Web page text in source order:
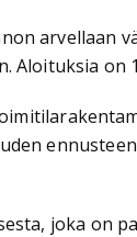
arvellaan
Aloituksia on
joka on